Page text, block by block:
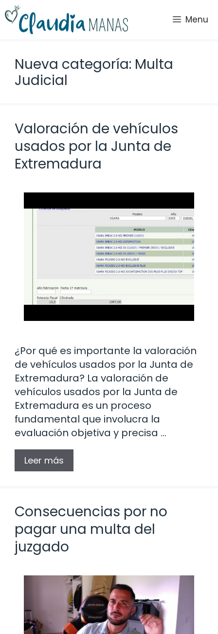
Saltar
al
contenido
Menu
Nueva categoría: Multa
Judicial
Valoración de vehículos
usados por la Junta de
Extremadura
¿Por qué es importante la valoración
de vehículos usados por la Junta de
Extremadura? La valoración de
vehículos usados por la Junta de
Extremadura es un proceso
fundamental que involucra la
evaluación objetiva y precisa …
Leer más
Consecuencias por no
pagar una multa del
juzgado